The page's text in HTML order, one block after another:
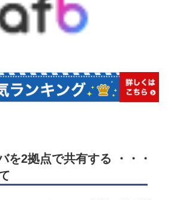
を2拠点で共有する ・・・